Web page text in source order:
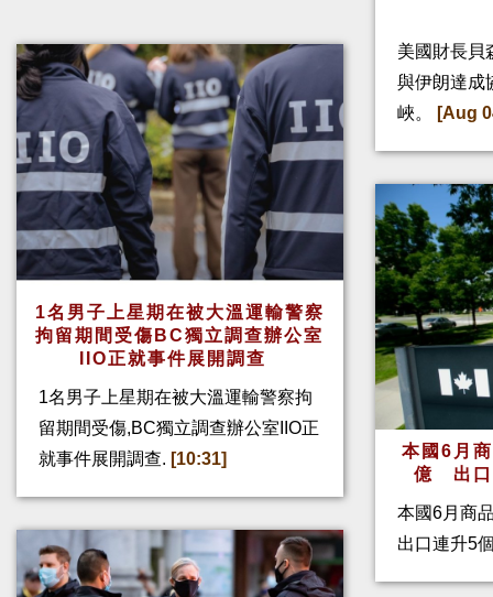
1名男子上星期在被大溫運輸警察
拘留期間受傷BC獨立調查辦公室
IIO正就事件展開調查
1名男子上星期在被大溫運輸警察拘
留期間受傷,BC獨立調查辦公室IIO正
就事件展開調查. [10:31]
美國財長貝
與伊朗達成
峽。
[Aug
本國6月
億 出口
本國6月商
出口連升5